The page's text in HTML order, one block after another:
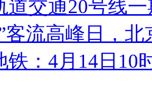
道交通20号线
客流高峰日，北
铁：4月14日10